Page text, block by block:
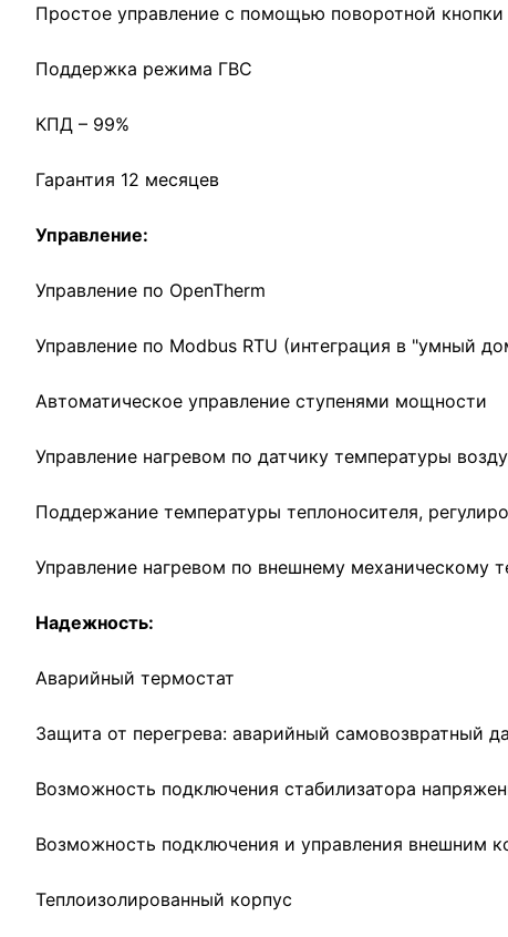
Простое управление с помощью поворотной кнопки
Поддержка режима ГВС
КПД – 99%
Гарантия 12 месяцев
Управление:
Управление по OpenTherm
Управление по Modbus RTU (интеграция в "умный
Автоматическое управление ступенями мощности
Управление нагревом по датчику температуры
Поддержание температуры теплоносителя,
Управление нагревом по внешнему механическому
Надежность:
Аварийный термостат
Защита от перегрева: аварийный самовозвратный
Возможность подключения стабилизатора
Возможность подключения и управления внешним
Теплоизолированный корпус